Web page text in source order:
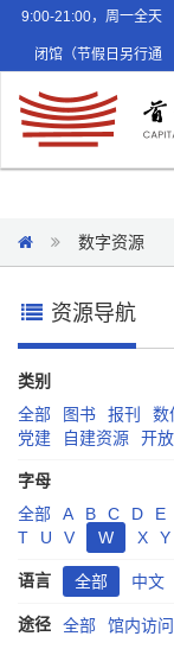
9:00-21:00，周一全天
闭馆（节假日另行通
数字资源
资源导航
类别
全部
图书 报刊 数
党建
自建资源 开
字母
全部
A B C D E
T
U V W X Y
语言 全部 中文
途径 全部 馆内访问